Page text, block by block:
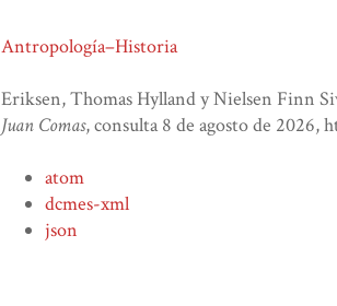
Antropología–Historia
Eriksen, Thomas Hylland y Nielsen Finn
Juan Comas, consulta 8 de agosto de 2026,
atom
dcmes-xml
json